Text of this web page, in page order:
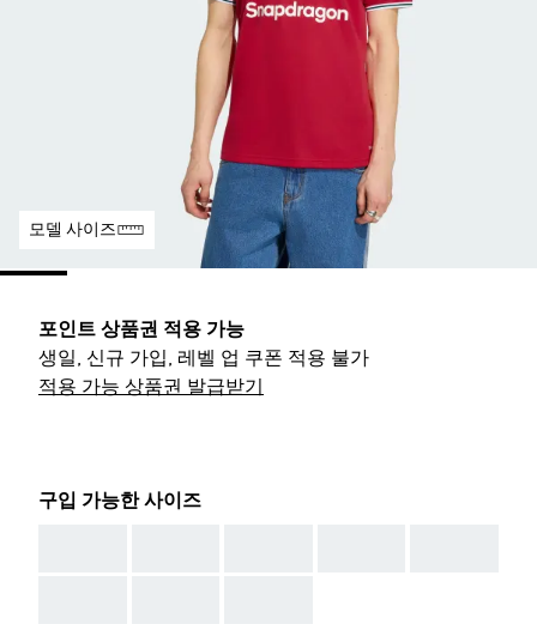
모델 사이즈
포인트 상품권 적용 가능
생일, 신규 가입, 레벨 업 쿠폰 적용 불가
적용 가능 상품권 발급받기
구입 가능한 사이즈